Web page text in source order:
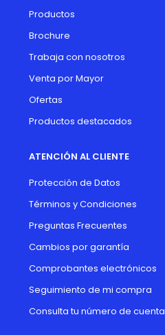
Productos
Brochure
Trabaja con nosotros
Venta por Mayor
Ofertas
Productos destacados
ATENCIÓN AL CLIENTE
Protección de Datos
Términos y Condiciones
Preguntas Frecuentes
Cambios por garantía
Comprobantes electrónicos
Seguimiento de mi compra
Consulta tu número de cuenta